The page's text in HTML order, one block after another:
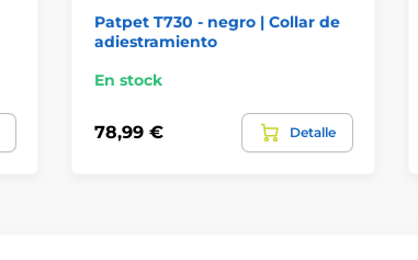
Patpet T730 - negro | Collar de
adiestramiento
En stock
78,99 € Detalle